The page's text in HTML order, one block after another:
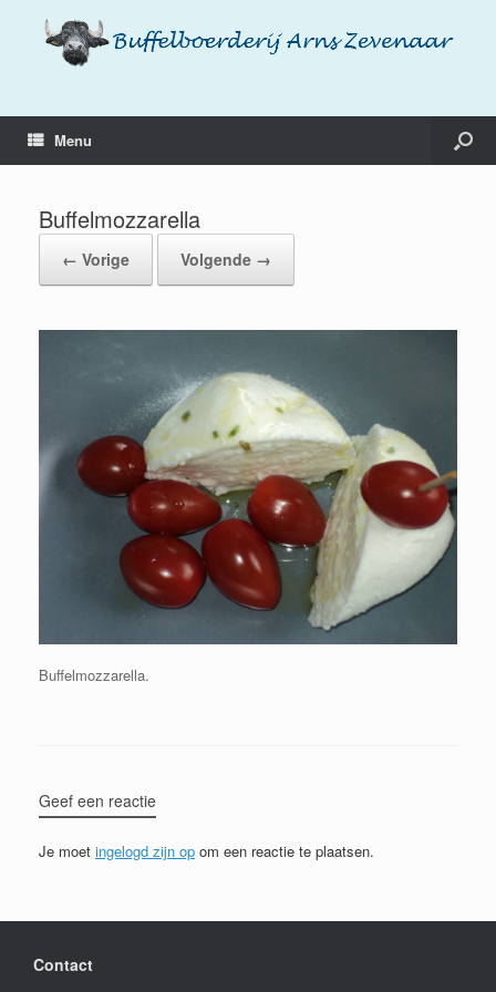
Menu
Buffelmozzarella
← Vorige Volgende →
Buffelmozzarella.
Geef een reactie
Je moet ingelogd zijn op om een reactie te plaatsen.
Contact